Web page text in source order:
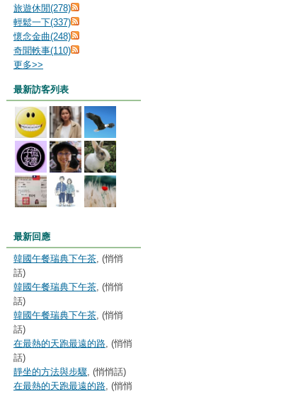
旅遊休閒(278)
輕鬆一下(337)
懷念金曲(248)
奇聞軼事(110)
更多>>
最新訪客列表
最新回應
韓國午餐瑞典下午茶, (悄悄
話)
韓國午餐瑞典下午茶, (悄悄
話)
韓國午餐瑞典下午茶, (悄悄
話)
在最熱的天跑最遠的路, (悄悄
話)
靜坐的方法與步驟, (悄悄話)
在最熱的天跑最遠的路, (悄悄